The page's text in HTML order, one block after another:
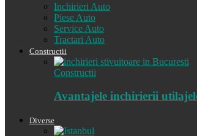
Inchirieri Auto
Piese Auto
Service Auto
Tractari Auto
Constructii
Constructii
Avantajele inchirierii
Diverse